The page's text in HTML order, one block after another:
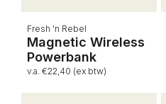
Fresh 'n Rebel
Magnetic Wireless
Powerbank
v.a. €22,40 (ex btw)